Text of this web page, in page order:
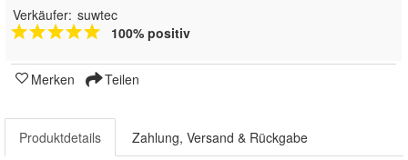
Verkäufer: suwtec
100% positiv
Merken Teilen
Produktdetails Zahlung, Versand & Rückgabe